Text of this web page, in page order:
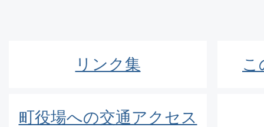
リンク集 こ
町役場への交通アクセス